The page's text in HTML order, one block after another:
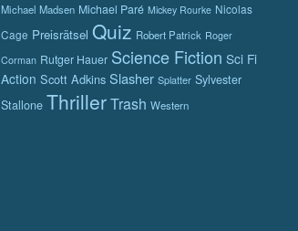
Michael Madsen Michael Paré Mickey Rourke Nicolas
Cage Preisrätsel Quiz Robert Patrick Roger
Corman Rutger Hauer Science Fiction Sci Fi
Action Scott Adkins Slasher Splatter Sylvester
Stallone ThrillerTrash Western